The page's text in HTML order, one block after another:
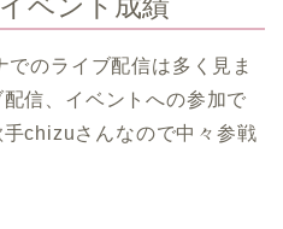
のライブ配信は多く見ま
信、イベントへの参加で
chizuさんなので中々参戦